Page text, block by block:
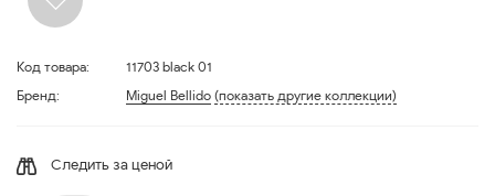
Код товара:
11703 black 01
Бренд:
Miguel Bellido (показать другие коллекции)
Следить за ценой